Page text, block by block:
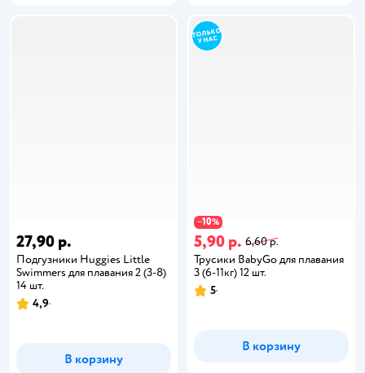
27,90 р.
Подгузники Huggies Little
Swimmers для плавания 2 (3-8)
14 шт.
4,9
В корзину
−10%
5,90 р. 6,60 р.
Трусики BabyGo для плавания
3 (6-11кг) 12 шт.
5
В корзину